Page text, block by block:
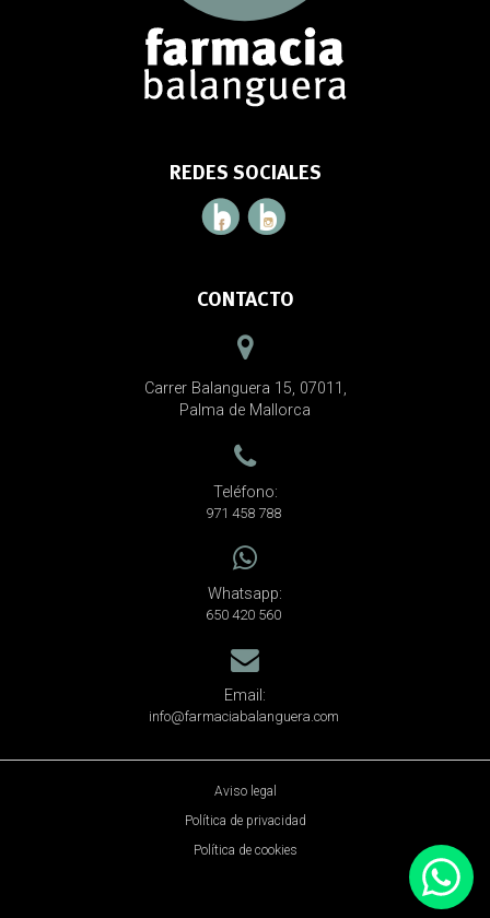
REDES SOCIALES
CONTACTO
Carrer Balanguera 15, 07011,
Palma de Mallorca
Teléfono:
971 458 788
Whatsapp:
650 420 560
Email:
info@farmaciabalanguera.com
Aviso legal
Política de privacidad
Política de cookies